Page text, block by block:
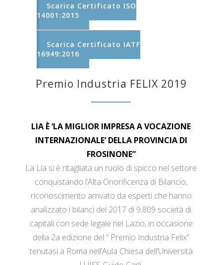
Scarica Certificato ISO
14001:2015
Scarica Certificato IATF
16949:2016
Premio Industria FELIX 2019
LIA È ‘LA MIGLIOR IMPRESA A VOCAZIONE
INTERNAZIONALE’ DELLA PROVINCIA DI
FROSINONE”
La Lia si è ritagliata un ruolo di spicco nel settore
conquistando l’Alta Onorificenza di Bilancio,
riconoscimento arrivato da esperti che hanno
analizzato i bilanci del 2017 di 9.809 società di
capitali con sede legale nel Lazio, in occasione
della 2a edizione del “ Premio Industria Felix”
tenutasi a Roma nell’Aula Chiesa dell’Università